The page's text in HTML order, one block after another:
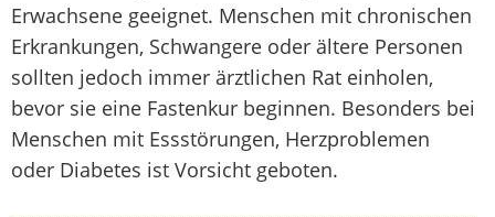
Erwachsene geeignet. Menschen mit chronischen
Erkrankungen, Schwangere oder ältere Personen
sollten jedoch immer ärztlichen Rat einholen,
bevor sie eine Fastenkur beginnen. Besonders bei
Menschen mit Essstörungen, Herzproblemen
oder Diabetes ist Vorsicht geboten.